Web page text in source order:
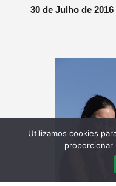
30 de Julho de 2016
Utilizamos cookies
proporcionar